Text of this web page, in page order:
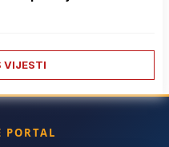
VIJESTI
PORTAL